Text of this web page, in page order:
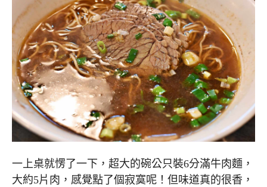
一上桌就愣了一下，超大的碗公只裝6分滿牛肉麵，
大約5片肉，感覺點了個寂寞呢！但味道真的很香，